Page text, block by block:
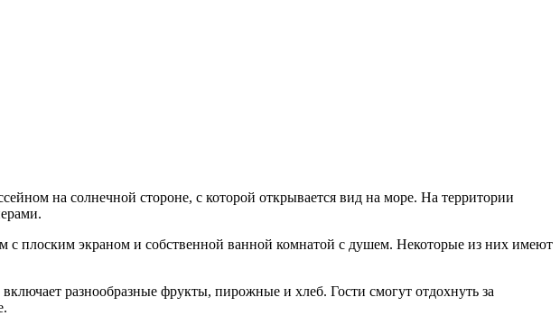
на солнечной стороне, с которой открывается вид на море. На территории
плоским экраном и собственной ванной комнатой с душем. Некоторые из них имеют
разнообразные фрукты, пирожные и хлеб. Гости смогут отдохнуть за